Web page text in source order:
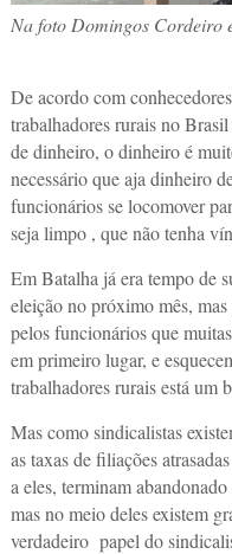
Na foto Domingos Cordeiro
De acordo com
trabalhadores rurais no
de dinheiro, o dinheiro é
necessário que aja dinheiro
funcionários se locomover
seja limpo , que não tenha
Em Batalha já era tempo de
eleição no próximo mês,
pelos funcionários que
em primeiro lugar, e
trabalhadores rurais está um
Mas como sindicalistas
as taxas de filiações
a eles, terminam
mas no meio deles existem
verdadeiro papel do